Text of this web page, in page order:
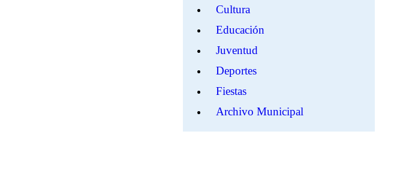
Cultura
Educación
Juventud
Deportes
Fiestas
Archivo Municipal